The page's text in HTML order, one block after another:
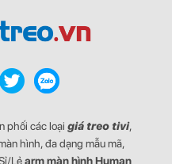
phối các loại giá treo tivi,
hình, đa dạng mẫu mã,
Lẻarm màn hìnhHuman